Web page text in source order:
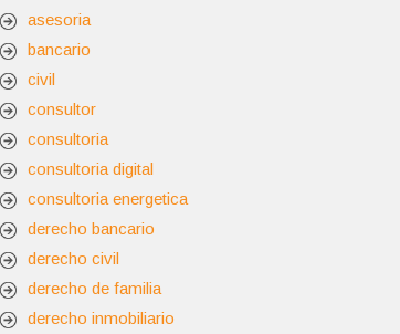
asesoria
bancario
civil
consultor
consultoria
consultoria digital
consultoria energetica
derecho bancario
derecho civil
derecho de familia
derecho inmobiliario